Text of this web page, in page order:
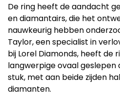
De ring heeft de aandacht
en diamantairs, die het
nauwkeurig hebben
Taylor, een specialist in
bij Lorel Diamonds, heeft de
langwerpige ovaal
stuk, met aan beide zijden
diamanten.